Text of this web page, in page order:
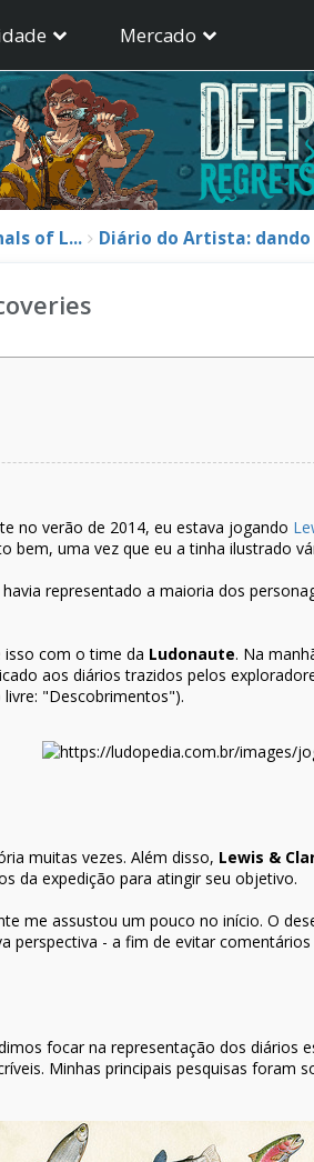
Mercado
of L... Diário do Artista:
no verão de 2014, eu estava jogando
bem, uma vez que eu a tinha ilustrado
havia representado a maioria dos
isso com o time da Ludonaute. Na
aos diários trazidos pelos
"Descobrimentos").
muitas vezes. Além disso, Lewis &
da expedição para atingir seu objetivo.
me assustou um pouco no início. O
perspectiva - a fim de evitar
focar na representação dos
Minhas principais pesquisas